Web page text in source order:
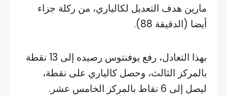
مارين هدف التعديل لكالياري، من ركلة جزاء
أيضا (الدقيقة 88).
بهذا التعادل، رفع يوفنتوس رصيده إلى 13 نقطة
بالمركز الثالث، وحصل كالياري على نقطة،
ليصل إلى 6 نقاط بالمركز الخامس عشر.